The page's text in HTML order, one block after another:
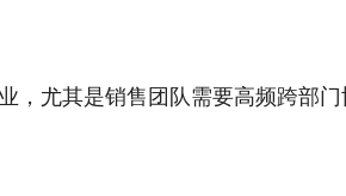
，尤其是销售团队需要高频跨部门